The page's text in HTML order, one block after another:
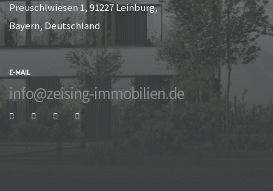
Preuschlwiesen 1, 91227 Leinburg,
Bayern, Deutschland
E-MAIL
info@zeising-immobilien.de